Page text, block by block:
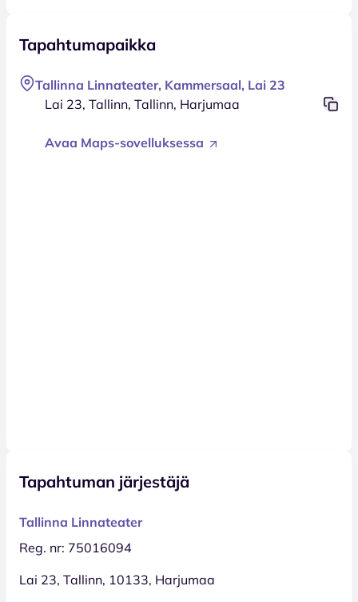
Tapahtumapaikka
Tallinna Linnateater, Kammersaal, Lai 23
Lai 23, Tallinn, Tallinn, Harjumaa
Avaa Maps-sovelluksessa
Tapahtuman järjestäjä
Tallinna Linnateater
Reg. nr: 75016094
Lai 23, Tallinn, 10133, Harjumaa